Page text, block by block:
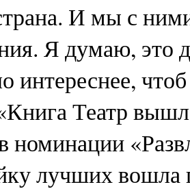
И мы с
Я думаю,
интереснее,
Театр
номинации
лучших